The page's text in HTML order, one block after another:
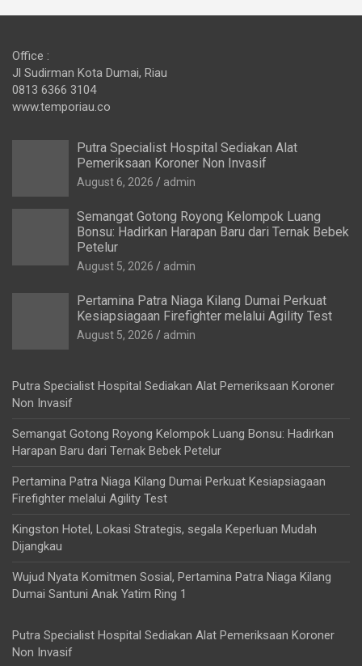
Office :
Jl Sudirman Kota Dumai, Riau
0813 6366 3104
www.temporiau.co
Putra Specialist Hospital Sediakan Alat
Pemeriksaan Koroner Non Invasif
August 6, 2026 admin
Semangat Gotong Royong Kelompok Luang
Bonsu: Hadirkan Harapan Baru dari Ternak Bebek
Petelur
August 5, 2026 admin
Pertamina Patra Niaga Kilang Dumai Perkuat
Kesiapsiagaan Firefighter melalui Agility Test
August 5, 2026 admin
Putra Specialist Hospital Sediakan Alat Pemeriksaan Koroner
Non Invasif
Semangat Gotong Royong Kelompok Luang Bonsu: Hadirkan
Harapan Baru dari Ternak Bebek Petelur
Pertamina Patra Niaga Kilang Dumai Perkuat Kesiapsiagaan
Firefighter melalui Agility Test
Kingston Hotel, Lokasi Strategis, segala Keperluan Mudah
Dijangkau
Wujud Nyata Komitmen Sosial, Pertamina Patra Niaga Kilang
Dumai Santuni Anak Yatim Ring 1
Putra Specialist Hospital Sediakan Alat Pemeriksaan Koroner
Non Invasif